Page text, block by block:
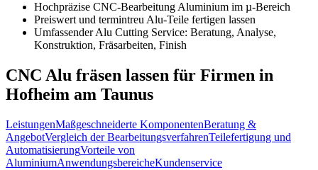
Hochpräzise CNC-Bearbeitung Aluminium im µ-Bereich
Preiswert und termintreu Alu-Teile fertigen lassen
Umfassender Alu Cutting Service: Beratung, Analyse,
Konstruktion, Fräsarbeiten, Finish
CNC Alu fräsen lassen für Firmen in
Hofheim am Taunus
LeistungenMaßgeschneiderte KomponentenBeratung &
AngebotVergleich der BearbeitungsverfahrenTeilefertigung und
AutomatisierungVorteile von
AluminiumAnwendungsbereicheKundenservice